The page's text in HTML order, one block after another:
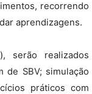
recorrendo
aprendizagens.
serão realizados
de SBV; simulação
práticos com